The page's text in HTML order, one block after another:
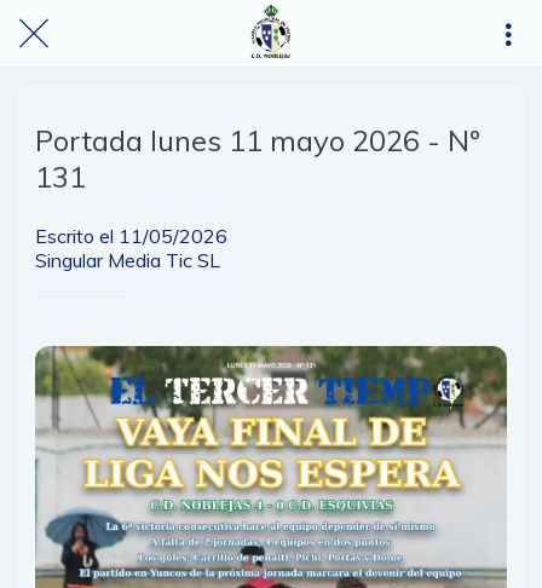
Portada lunes 11 mayo 2026 - Nº
131
Escrito el 11/05/2026
Singular Media Tic SL